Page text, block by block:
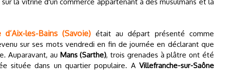
les-Bains (Savoie) était au départ présenté comme
sur ses mots vendredi en fin de journée en déclarant que
Auparavant, au Mans (Sarthe), trois grenades à plâtre ont été
située dans un quartier populaire. A Villefranche-sur-Saône